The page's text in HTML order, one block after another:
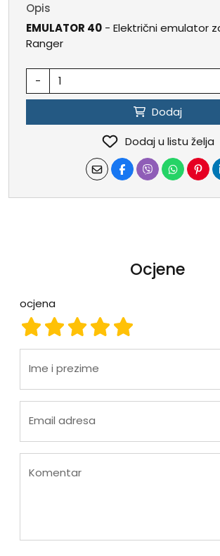
Opis
EMULATOR 40 - Električni emulator
Ranger
-
Dodaj
Dodaj u listu želja
Ocjene
ocjena
ocjena 5
ocjena 4
ocjena 3
ocjena 2
ocjena 1
Ime i prezime
Email adresa
Komentar